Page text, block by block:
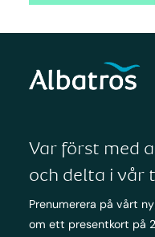
Var först med
och delta i vår
Prenumerera på vårt
om ett presentkort på